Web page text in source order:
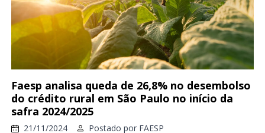
Faesp analisa queda de 26,8% no desembolso
do crédito rural em São Paulo no início da
safra 2024/2025
21/11/2024 Postado por FAESP